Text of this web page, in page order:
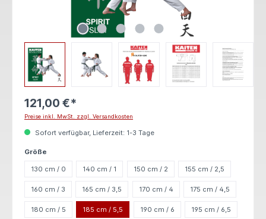
121,00 €*
Preise inkl. MwSt. zzgl. Versandkosten
Sofort verfügbar, Lieferzeit: 1-3 Tage
Größe
130 cm / 0 140 cm / 1 150 cm / 2 155 cm / 2,5
160 cm / 3 165 cm / 3,5 170 cm / 4 175 cm / 4,5
180 cm / 5 185 cm / 5,5 190 cm / 6 195 cm / 6,5